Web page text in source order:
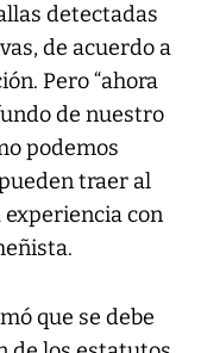
detectadas
de acuerdo a
Pero “ahora
de nuestro
podemos
traer al
experiencia con
que se debe